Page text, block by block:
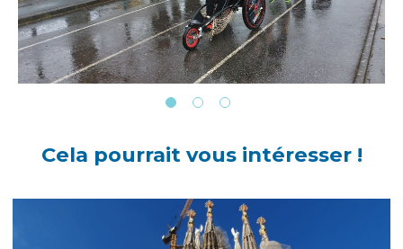
Cela pourrait vous intéresser !